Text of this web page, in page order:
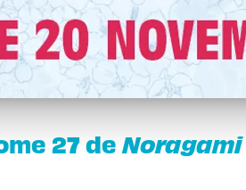
27 de Noragami